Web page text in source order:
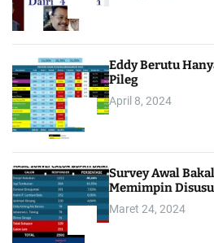
Eddy Berutu
Pileg
April 8, 2024
Survey Awal
Memimpin
Maret 24, 2024